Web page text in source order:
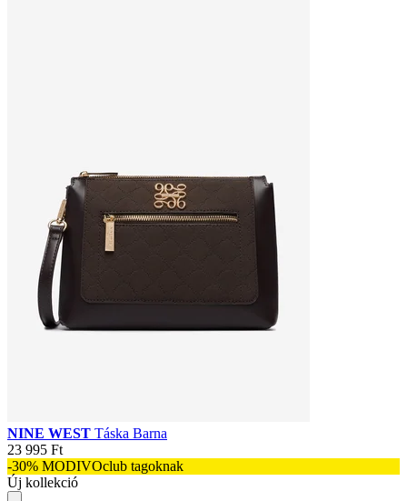
NINE WEST Táska Barna
23 995 Ft
-30% MODIVOclub tagoknak
Új kollekció